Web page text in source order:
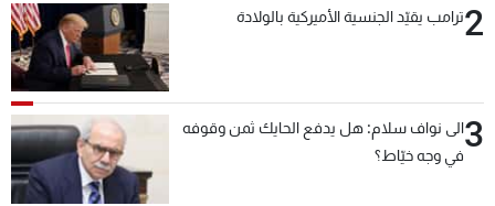
2ترامب يقيّد الجنسية الأميركية بالولادة
3الى نواف سلام: هل يدفع الحايك ثمن وقوفه
في وجه خيّاط؟